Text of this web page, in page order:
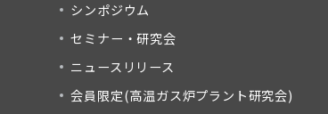
シンポジウム
セミナー・研究会
ニュースリリース
会員限定(高温ガス炉プラント研究会)